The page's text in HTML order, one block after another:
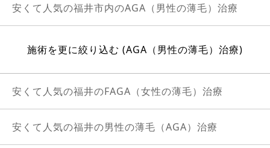
安くて人気の福井市内のAGA（男性の薄毛）治療
施術を更に絞り込む (AGA（男性の薄毛）治療)
安くて人気の福井のFAGA（女性の薄毛）治療
安くて人気の福井の男性の薄毛（AGA）治療